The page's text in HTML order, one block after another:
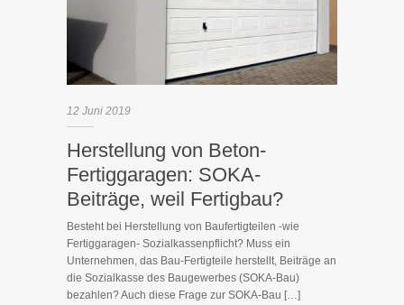
12 Juni 2019
Herstellung von Beton-
Fertiggaragen: SOKA-
Beiträge, weil Fertigbau?
Besteht bei Herstellung von Baufertigteilen -wie
Fertiggaragen- Sozialkassenpflicht? Muss ein
Unternehmen, das Bau-Fertigteile herstellt, Beiträge an
die Sozialkasse des Baugewerbes (SOKA-Bau)
bezahlen? Auch diese Frage zur SOKA-Bau […]